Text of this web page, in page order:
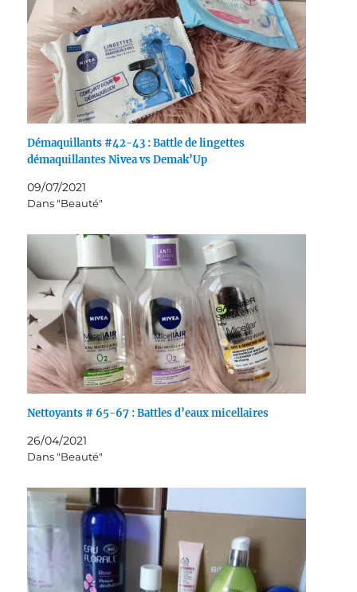
Démaquillants #42-43 : Battle de lingettes
démaquillantes Nivea vs Demak’Up
09/07/2021
Dans "Beauté"
Nettoyants # 65-67 : Battles d’eaux micellaires
26/04/2021
Dans "Beauté"